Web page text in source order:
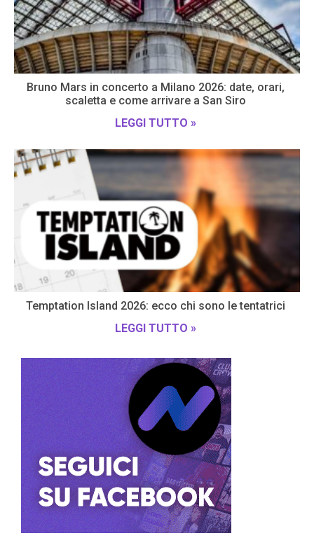
Bruno Mars in concerto a Milano 2026: date, orari,
scaletta e come arrivare a San Siro
LEGGI TUTTO »
Temptation Island 2026: ecco chi sono le tentatrici
LEGGI TUTTO »